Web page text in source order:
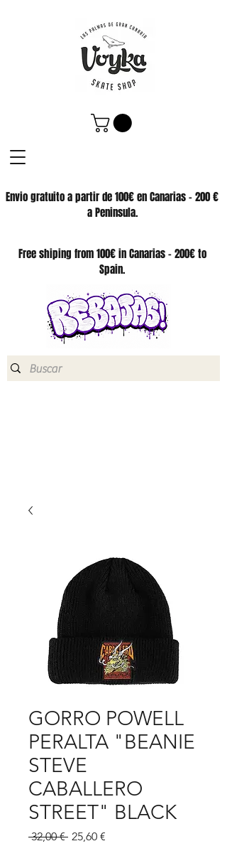
Envio gratuito a partir de 100€ en Canarias - 200 €
a Peninsula.
SKATE SHOP
Free shiping from 100€ in Canarias - 200€ to
Spain.
GORRO POWELL
PERALTA "BEANIE
STEVE
CABALLERO
STREET" BLACK
32,00 € Precio
25,60 €